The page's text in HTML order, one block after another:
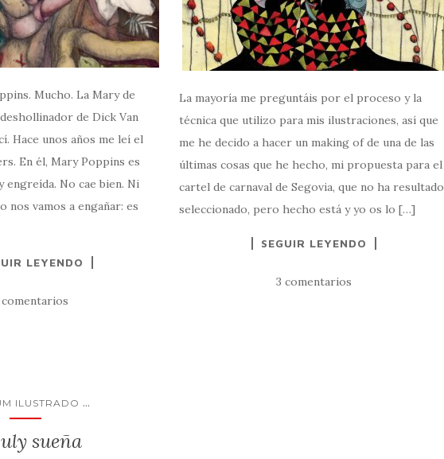
Mucho. La Mary de
de Dick Van
Hace unos años me leí el
En él, Mary Poppins es
engreída. No cae bien. Ni
nos vamos a engañar: es
LEYENDO
comentarios
La mayoría me preguntáis por el proceso y la
técnica que utilizo para mis ilustraciones, así que
me he decido a hacer un making of de una de las
últimas cosas que he hecho, mi propuesta para el
cartel de carnaval de Segovia, que no ha resultado
seleccionado, pero hecho está y yo os lo […]
SEGUIR LEYENDO
3 comentarios
ILUSTRADO ...
sueña